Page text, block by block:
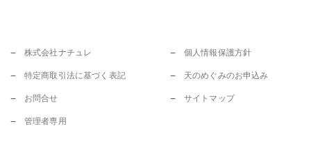
株式会社ナチュレ 個人情報保護方針
特定商取引法に基づく表記 天のめぐみのお申込み
お問合せ サイトマップ
管理者専用